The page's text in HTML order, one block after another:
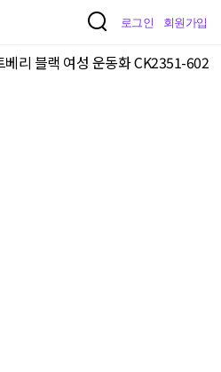
로그인 회원가입